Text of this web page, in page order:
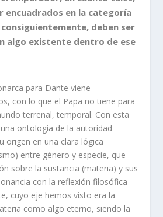
encuadrados en la categoría
deben ser
algo existente dentro de ese
para Dante viene
con lo que el Papa no tiene para
terrenal, temporal. Con esta
ontología de la autoridad
origen en una clara lógica
entre género y especie, que
sobre la sustancia (materia) y sus
con la reflexión filosófica
cuyo eje hemos visto era la
como algo eterno, siendo la